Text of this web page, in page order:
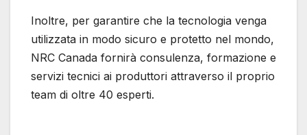
Inoltre, per garantire che la tecnologia venga
utilizzata in modo sicuro e protetto nel mondo,
NRC Canada fornirà consulenza, formazione e
servizi tecnici ai produttori attraverso il proprio
team di oltre 40 esperti.